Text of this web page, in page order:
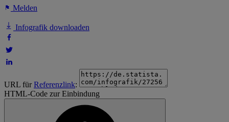
Melden
Infografik downloaden
URL fürReferenzlink:
HTML-Code zur Einbindung